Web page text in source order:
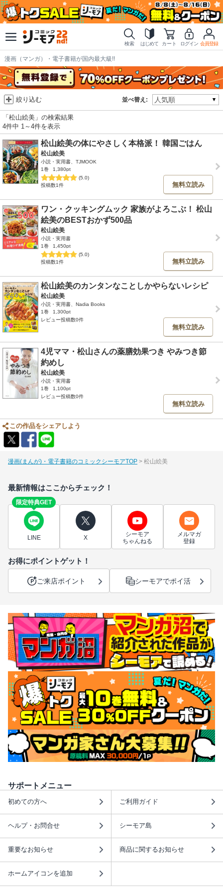
検索 はじめて カート ログイン 会員登録
漫画（マンガ）・電子書籍が国内最大級!!
並べ替え:
絞り込む
「松山絵美」の検索結果
4件中 1～4件を表示
松山絵美の体にやさしく本格派！ 韓国ごはん
松山絵美
小説・実用書、TJMOOK
1巻
1,380pt
(5.0)
投稿数1件
無料立読み
ワン・クッキングムック 家族がよろこぶ！ 松山
絵美のBESTおかず500品
松山絵美
小説・実用書
1巻
1,450pt
(5.0)
投稿数1件
無料立読み
松山絵美のカンタンなことしかやらないレシピ
松山絵美
小説・実用書、Nadia Books
1巻
1,300pt
レビュー投稿数0件
無料立読み
4児ママ・松山さんの薬膳効果つき やみつき節
約めし
松山絵美
小説・実用書
1巻
1,100pt
レビュー投稿数0件
無料立読み
この作品をシェアしよう
漫画(まんが)・電子書籍のコミックシーモアTOP 松山絵美
最新情報はここからチェック！
限定特典GET
LINE X
シーモア
ちゃんねる
メルマガ
登録
お得にポイントゲット！
ご来店ポイント シーモアでポイ活
サポートメニュー
初めての方へ ご利用ガイド
ヘルプ・お問合せ シーモア島
重要なお知らせ 商品に関するお知らせ
ホームアイコンを追加